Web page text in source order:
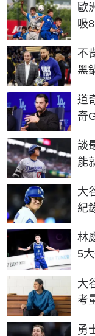
歐
吸
不
黑
道
奇
談
能
大
紀
林
5
大
考
勇